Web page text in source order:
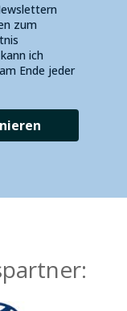
zum
ich
Ende jeder